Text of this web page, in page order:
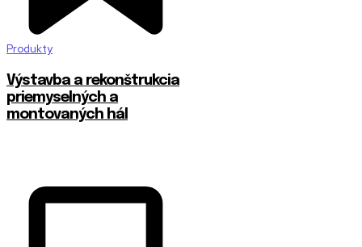
Produkty
Výstavba a rekonštrukcia
priemyselných a
montovaných hál